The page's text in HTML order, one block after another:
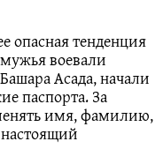
опасная тенденция
воевали
Асада, начали
паспорта. За
имя, фамилию,